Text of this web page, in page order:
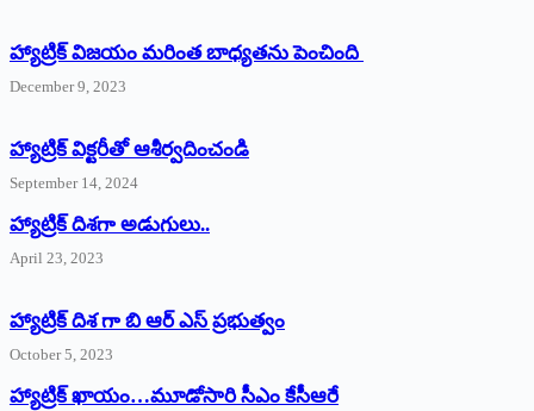
హ్యాట్రిక్ విజయం మరింత బాధ్యతను పెంచింది
December 9, 2023
హ్యాట్రిక్‌ ‌విక్టరీతో ఆశీర్వదించండి
September 14, 2024
‌హ్యాట్రిక్‌ ‌దిశగా అడుగులు..
April 23, 2023
హ్యాట్రిక్ దిశ గా బి ఆర్ ఎస్ ప్రభుత్వం
October 5, 2023
హ్యాట్రిక్‌ ‌ఖాయం…మూడోసారి సీఎం కేసీఆరే